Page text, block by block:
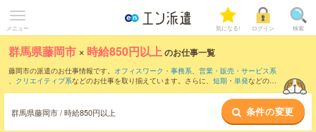
メニュー 気になる! ログイン 検索
群馬県藤岡市 × 時給850円以上のお仕事一覧
藤岡市の派遣のお仕事情報です。 オフィスワーク・事務系、 営業・販売・サービス系
、 クリエイティブ系などのお仕事を取り揃えています。さらに、 短期 ・ 単発などの期
時給1100円以上 ・1800円以上の求人はこちら
当サイトでは法令を遵守し、最低賃金以上の求人のみを掲載しています。
群馬県藤岡市 / 時給850円以上 条件の変更